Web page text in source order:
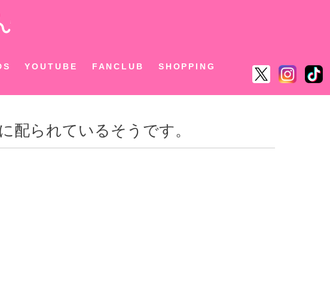
ハラミちゃん
YOUTUBE FANCLUB
SHOPPING
配られているそうです。